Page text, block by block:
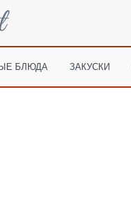
БЛЮДА ЗАКУСКИ